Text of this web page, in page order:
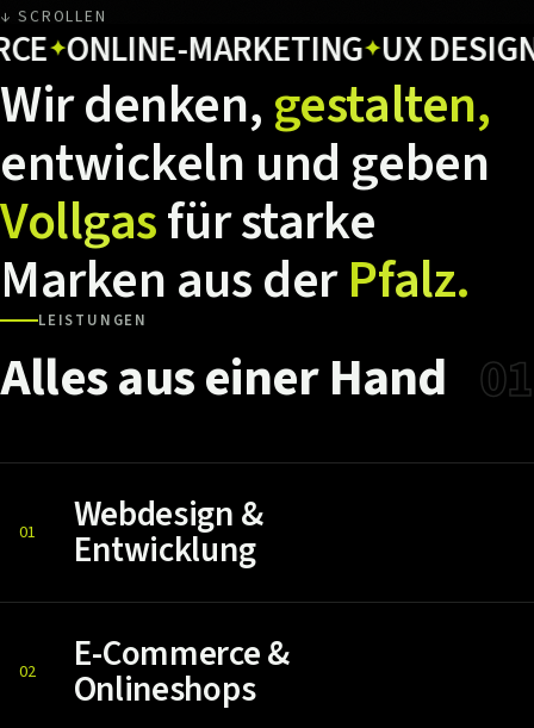
↓ SCROLLEN
ONLINE-MARKETING✦ UX DESIGN✦
Wirdenken,gestalten,
entwickeln und geben
Vollgasfürstarke
MarkenausderPfalz.
LEISTUNGEN
AllesauseinerHand 01
01 Webdesign &
Entwicklung
02 E-Commerce &
Onlineshops